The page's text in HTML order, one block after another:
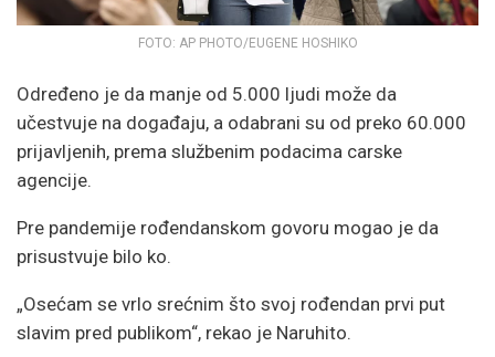
FOTO: AP PHOTO/EUGENE HOSHIKO
Određeno je da manje od 5.000 ljudi može da
učestvuje na događaju, a odabrani su od preko 60.000
prijavljenih, prema službenim podacima carske
agencije.
Pre pandemije rođendanskom govoru mogao je da
prisustvuje bilo ko.
„Osećam se vrlo srećnim što svoj rođendan prvi put
slavim pred publikom“, rekao je Naruhito.